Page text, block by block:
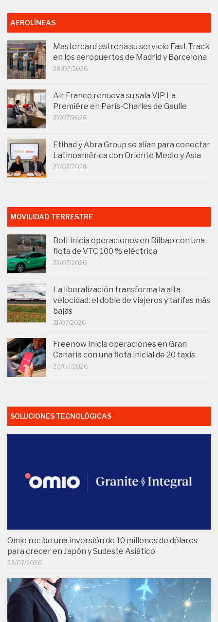
AEROLÍNEAS
Mastercard estrena su servicio Fast Track
en los aeropuertos de Madrid y Barcelona
28/07/2026
Air France renueva su sala VIP La
Première en París-Charles de Gaulle
27/07/2026
Etihad y Abra Group se alían para conectar
Latinoamérica con Oriente Medio y Asia
27/07/2026
MOVILIDAD TERRESTRE
Bolt inicia operaciones en Bilbao con una
flota de VTC 100 % eléctrica
22/07/2026
La liberalización transforma la alta
velocidad: el doble de viajeros y tarifas más
bajas
21/07/2026
Freenow inicia operaciones en Gran
Canaria con una flota inicial de 20 taxis
20/07/2026
SOLUCIONES TECNOLÓGICAS
Omio recibe una inversión de 10 millones de dólares
para crecer en Japón y Sudeste Asiático
23/07/2026